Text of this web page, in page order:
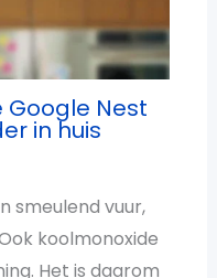
Google Nest
in huis
smeulend vuur,
koolmonoxide
Het is daarom